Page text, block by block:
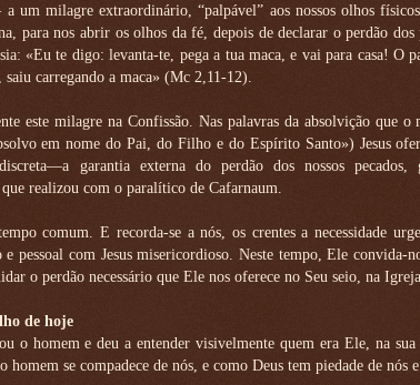
a um milagre extraordinário, “palpável” aos nossos olhos
para nos abrir os olhos da fé, depois de declarar o perdão dos
«Eu te digo: levanta-te, pega a tua maca, e vai para casa! O
carregando a maca» (Mc 2,11-12).
este milagre na Confissão. Nas palavras da absolvição que o
em nome do Pai, do Filho e do Espírito Santo») Jesus
garantia externa do perdão dos nossos pecados,
realizou com o paralítico de Cafarnaum.
comum. E recorda-se a nós, os crentes a necessidade
pessoal com Jesus misericordioso. Neste tempo, Ele convida-
o perdão necessário que Ele nos oferece no Seu seio, na Igreja.
de hoje
o homem e deu a entender visivelmente quem era Ele, na
homem se compadece de nós, e como Deus tem piedade de nós